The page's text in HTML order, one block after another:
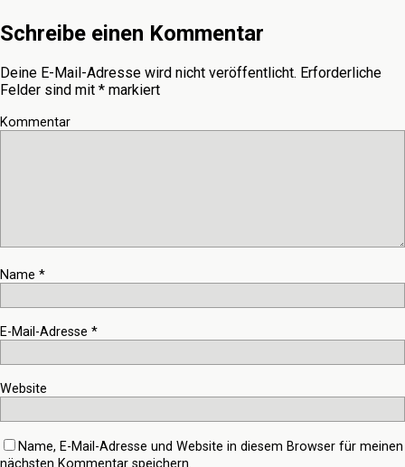
Schreibe einen Kommentar
Deine E-Mail-Adresse wird nicht veröffentlicht. Erforderliche
Felder sind mit * markiert
Kommentar
Name *
E-Mail-Adresse *
Website
Name, E-Mail-Adresse und Website in diesem Browser für meinen